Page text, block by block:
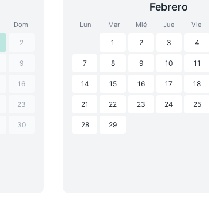
Dom
2
9
16
23
30
Febrero
Lun Mar Mié Jue Vie
1 2 3 4
7 8 9 10 11
14 15 16 17 18
21 22 23 24 25
28 29